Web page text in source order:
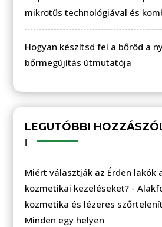
mikrotűs technológiával és
Hogyan készítsd fel a bőröd a
bőrmegújítás útmutatója
LEGUTÓBBI
Miért választják az Érden lakók
kozmetikai kezeléseket? -
kozmetika és lézeres
Minden egy helyen